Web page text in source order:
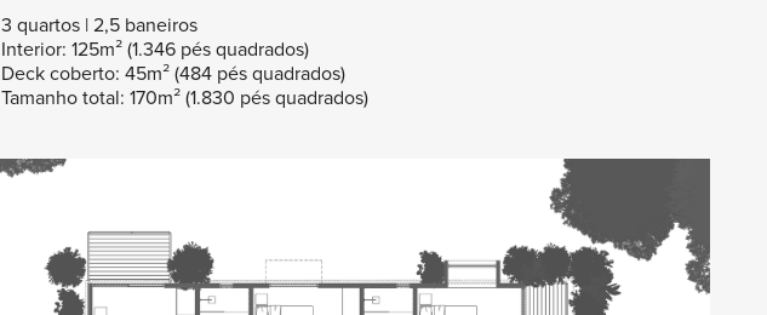
3 quartos | 2,5 baneiros
Interior: 125m² (1.346 pés quadrados)
Deck coberto: 45m² (484 pés quadrados)
Tamanho total: 170m² (1.830 pés quadrados)